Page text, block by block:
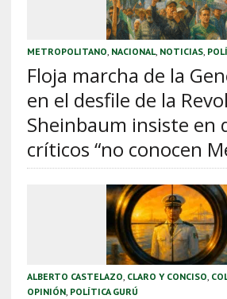
METROPOLITANO, NACIONAL, NOTICIAS,
Floja marcha de la
en el desfile de la
Sheinbaum insiste en
críticos “no conocen
ALBERTO CASTELAZO, CLARO Y CONCISO,
OPINIÓN, POLÍTICA GURÚ